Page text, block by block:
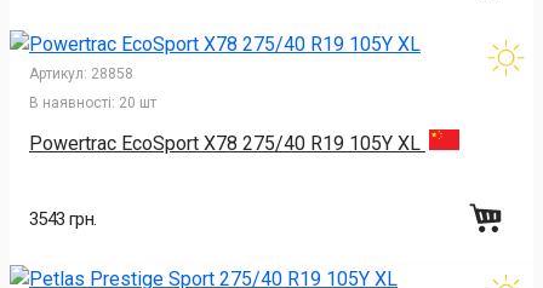
Артикул: 28858
В наявності: 20 шт
Powertrac EcoSport X78 275/40 R19 105Y XL
3543 грн.